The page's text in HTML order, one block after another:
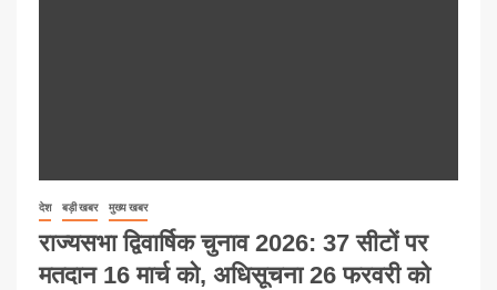
देश बड़ी खबर मुख्य खबर
राज्यसभा द्विवार्षिक चुनाव 2026: 37 सीटों पर
मतदान 16 मार्च को, अधिसूचना 26 फरवरी को